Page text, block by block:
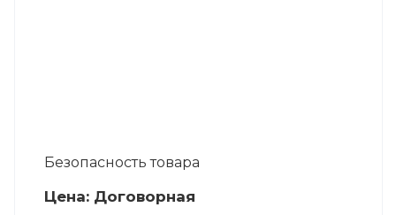
Безопасность товара
Цена: Договорная